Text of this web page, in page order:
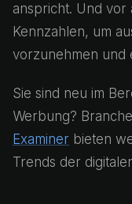
anspricht. Und vor
Kennzahlen, um
vorzunehmen und
Sie sind neu im
Werbung?
Examiner bieten
Trends der